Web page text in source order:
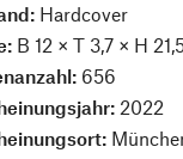
Hardcover
B 12 × T 3,7 × H
656
2022